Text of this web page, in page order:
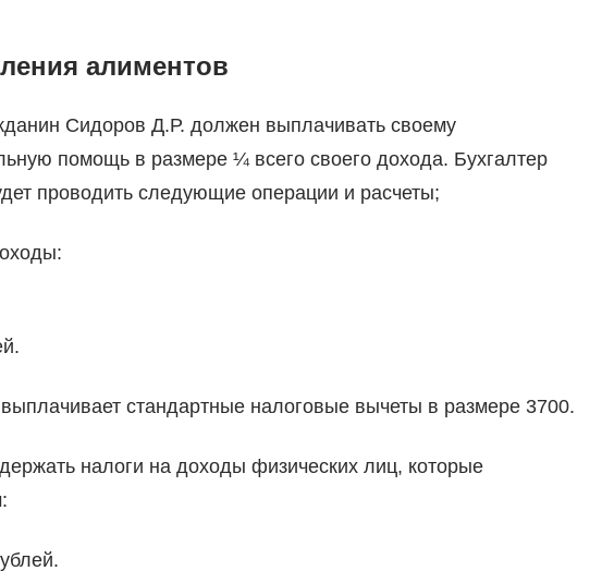
алиментов
Сидоров Д.Р. должен выплачивать своему
помощь в размере ¼ всего своего дохода. Бухгалтер
проводить следующие операции и расчеты;
стандартные налоговые вычеты в размере 3700.
налоги на доходы физических лиц, которые